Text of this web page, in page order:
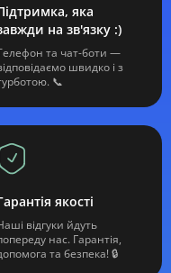
яка
на зв'язку :)
та чат-боти —
швидко і з
📞
якості
відгуки йдуть
нас. Гарантія,
та безпека! 🔒